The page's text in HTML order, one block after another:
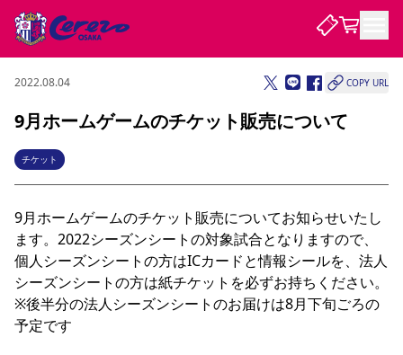
試合・チーム
試合について
試合日程 / 結果 順位表
チームについて
選手・スタッフ スケジュール メディア情報 アクセス
レディース
アカデミー ハナサカプレーヤー 歴代所属選手
観戦する
チケット
チケット情報 販売スケジュール 価格・席種 購入方法
シーズンシート 法人シーズンシート 福祉サービス 団体チケット
特定興行入場券
譲渡サービス リセールサービス
観戦ガイド
初めて観戦ガイド
クラブを知る
セレッソ大阪について
クラブ紹介 沿革 シーズン記録 求人情報
サポートする
ファンクラブ
ファンクラブ
ニュース
2022.08.04 COPY URL
9月ホームゲームのチケット販売について
チケット
9月ホームゲームのチケット販売についてお知らせいたし
ます。2022シーズンシートの対象試合となりますので、
個人シーズンシートの方はICカードと情報シールを、法人
シーズンシートの方は紙チケットを必ずお持ちください。
※後半分の法人シーズンシートのお届けは8月下旬ごろの
予定です